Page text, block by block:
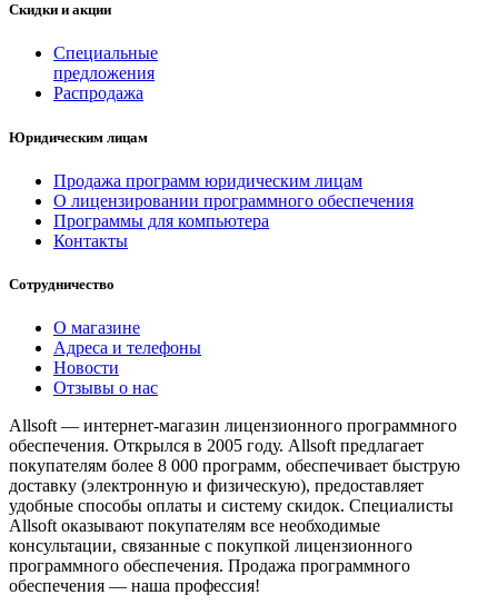
Скидки и акции
Специальные
предложения
Распродажа
Юридическим лицам
Продажа программ юридическим лицам
О лицензировании программного обеспечения
Программы для компьютера
Контакты
Сотрудничество
О магазине
Адреса и телефоны
Новости
Отзывы о нас
Allsoft — интернет-магазин лицензионного программного
обеспечения. Открылся в 2005 году. Allsoft предлагает
покупателям более 8 000 программ, обеспечивает быструю
доставку (электронную и физическую), предоставляет
удобные способы оплаты и систему скидок. Специалисты
Allsoft оказывают покупателям все необходимые
консультации, связанные с покупкой лицензионного
программного обеспечения. Продажа программного
обеспечения — наша профессия!